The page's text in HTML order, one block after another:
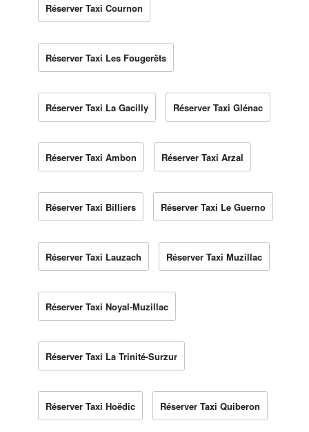
Réserver Taxi Cournon
Réserver Taxi Les Fougerêts
Réserver Taxi La Gacilly Réserver Taxi Glénac
Réserver Taxi Ambon Réserver Taxi Arzal
Réserver Taxi Billiers Réserver Taxi Le Guerno
Réserver Taxi Lauzach Réserver Taxi Muzillac
Réserver Taxi Noyal-Muzillac
Réserver Taxi La Trinité-Surzur
Réserver Taxi Hoëdic Réserver Taxi Quiberon